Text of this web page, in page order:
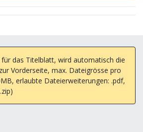
das Titelblatt, wird automatisch die
Vorderseite, max. Dateigrösse pro
erlaubte Dateierweiterungen: .pdf,